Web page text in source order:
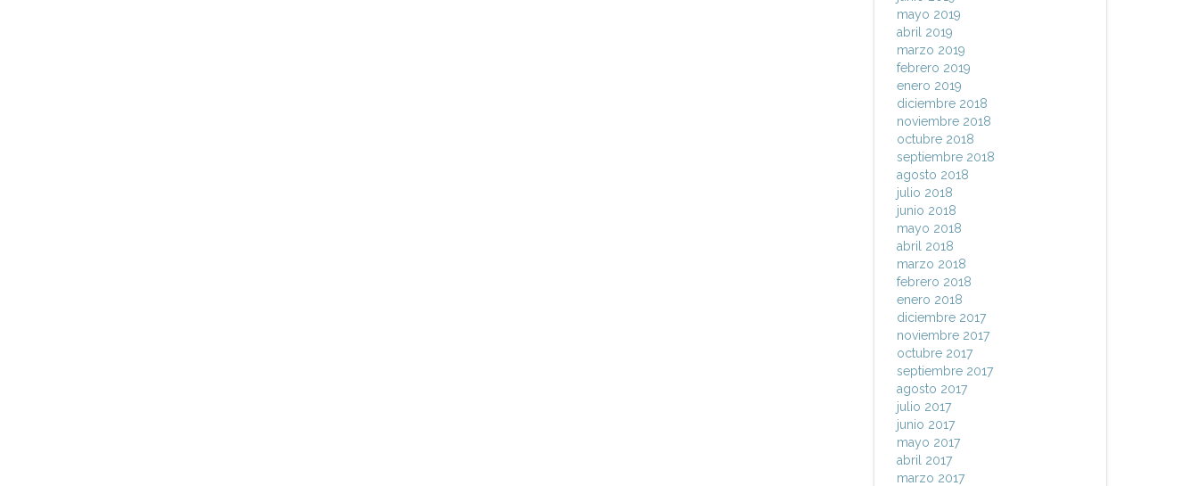
mayo 2019
abril 2019
marzo 2019
febrero 2019
enero 2019
diciembre 2018
noviembre 2018
octubre 2018
septiembre 2018
agosto 2018
julio 2018
junio 2018
mayo 2018
abril 2018
marzo 2018
febrero 2018
enero 2018
diciembre 2017
noviembre 2017
octubre 2017
septiembre 2017
agosto 2017
julio 2017
junio 2017
mayo 2017
abril 2017
marzo 2017